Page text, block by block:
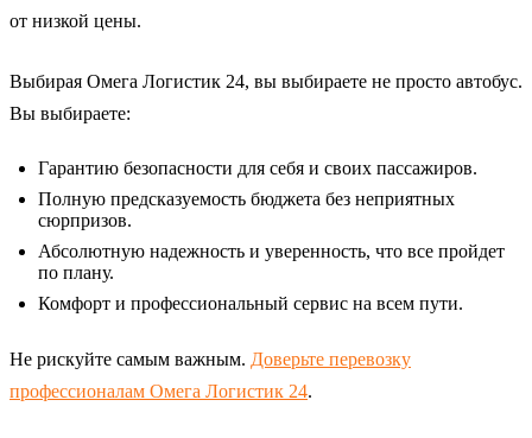
от низкой цены.
Выбирая Омега Логистик 24, вы выбираете не просто автобус.
Вы выбираете:
Гарантию безопасности для себя и своих пассажиров.
Полную предсказуемость бюджета без неприятных
сюрпризов.
Абсолютную надежность и уверенность, что все пройдет
по плану.
Комфорт и профессиональный сервис на всем пути.
Не рискуйте самым важным. Доверьте перевозку
профессионалам Омега Логистик 24.